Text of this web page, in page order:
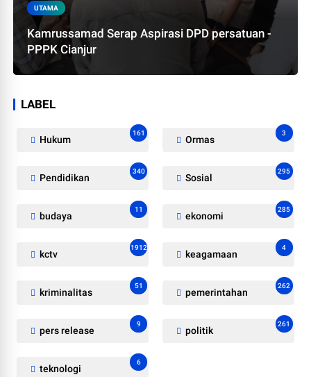
UTAMA
Kamrussamad Serap Aspirasi DPD persatuan -
PPPK Cianjur
LABEL
Hukum
161
Ormas
3
Pendidikan
340
Sosial
295
budaya
11
ekonomi
285
kctv
1912
keagamaan
4
kriminalitas
51
pemerintahan
262
pers release
9
politik
261
teknologi
6